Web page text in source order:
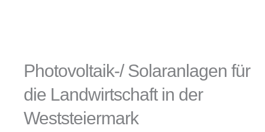
Photovoltaik-/ Solaranlagen für
die Landwirtschaft in der
Weststeiermark